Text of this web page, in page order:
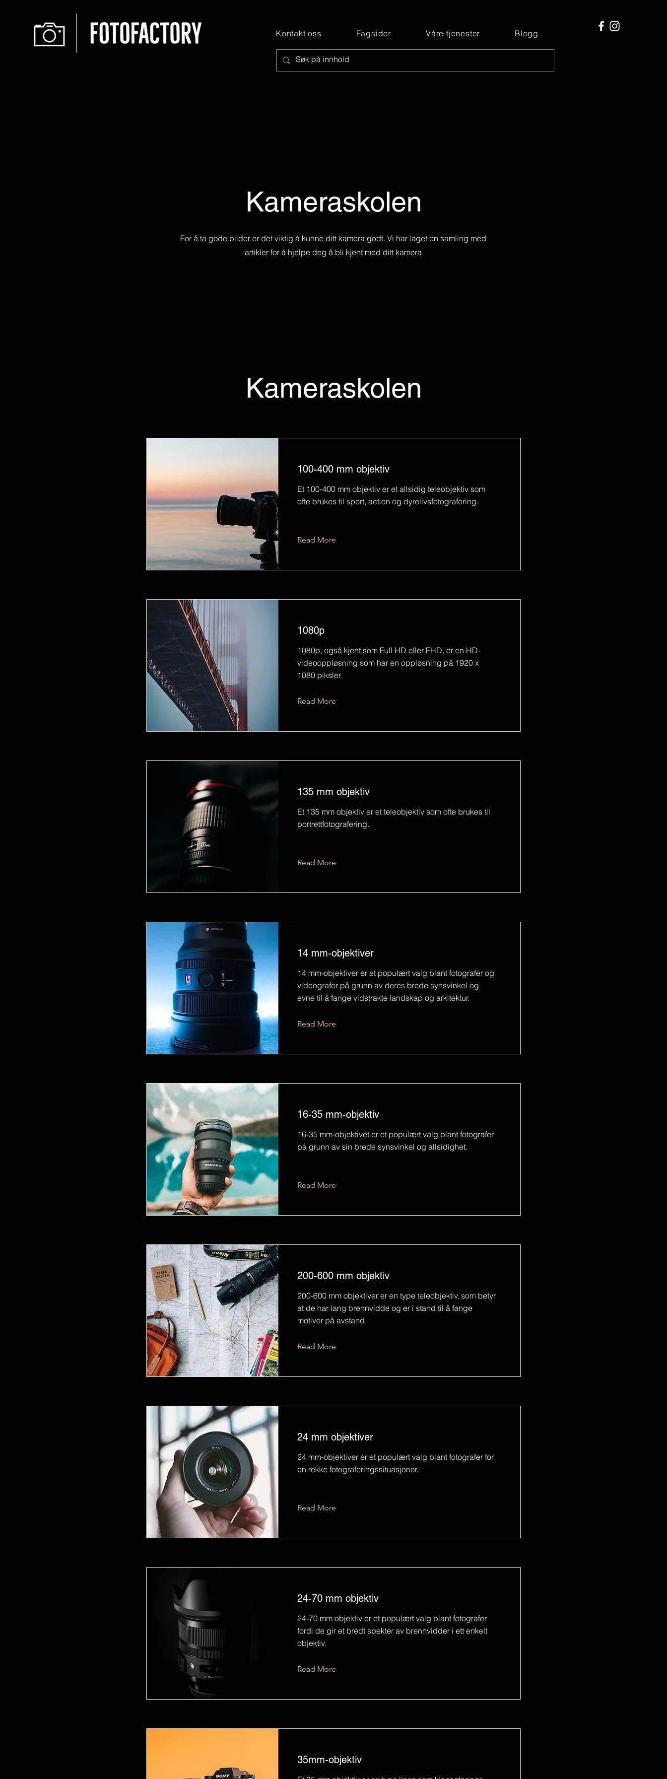
Kontakt oss Fagsider Våre tjenester Blogg
Kameraskolen
For å ta gode bilder er det viktig å kunne ditt kamera godt. Vi har laget en samling med
artikler for å hjelpe deg å bli kjent med ditt kamera
Kameraskolen
100-400 mm objektiv
Et 100-400 mm objektiv er et allsidig teleobjektiv som
ofte brukes til sport, action og dyrelivsfotografering.
Read More
1080p
1080p, også kjent som Full HD eller FHD, er en HD-
videooppløsning som har en oppløsning på 1920 x
1080 piksler.
Read More
135 mm objektiv
Et 135 mm objektiv er et teleobjektiv som ofte brukes til
portrettfotografering.
Read More
14 mm-objektiver
14 mm-objektiver er et populært valg blant fotografer og
videografer på grunn av deres brede synsvinkel og
evne til å fange vidstrakte landskap og arkitektur.
Read More
16-35 mm-objektiv
16-35 mm-objektivet er et populært valg blant fotografer
på grunn av sin brede synsvinkel og allsidighet.
Read More
200-600 mm objektiv
200-600 mm objektiver er en type teleobjektiv, som betyr
at de har lang brennvidde og er i stand til å fange
motiver på avstand.
Read More
24 mm objektiver
24 mm-objektiver er et populært valg blant fotografer for
en rekke fotograferingssituasjoner.
Read More
24-70 mm objektiv
24-70 mm objektiv er et populært valg blant fotografer
fordi de gir et bredt spekter av brennvidder i ett enkelt
objektiv.
Read More
35mm-objektiv